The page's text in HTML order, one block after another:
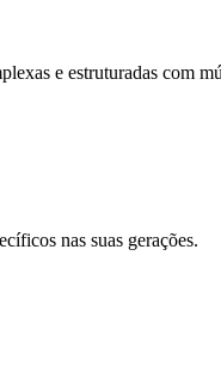
e estruturadas com
nas suas gerações.